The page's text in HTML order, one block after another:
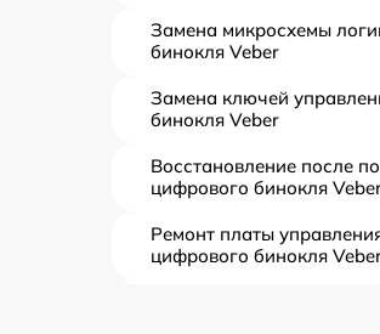
Замена микросхемы
бинокля Veber
Замена ключей
бинокля Veber
Восстановление после
цифрового бинокля
Ремонт платы
цифрового бинокля